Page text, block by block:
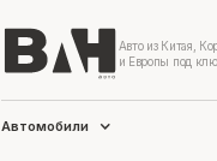
Авто из Китая,
и Европы под
Автомобили